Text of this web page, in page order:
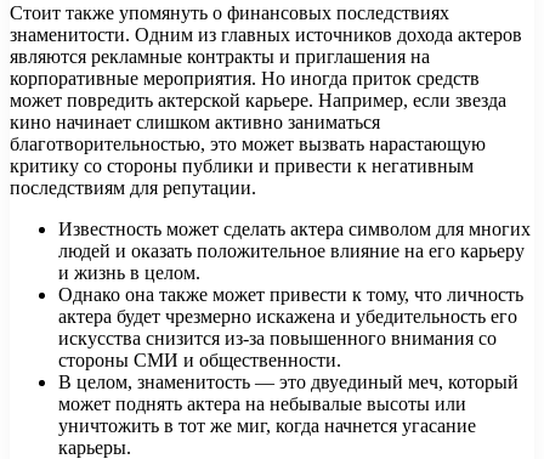
Стоит также упомянуть о финансовых последствиях
знаменитости. Одним из главных источников дохода актеров
являются рекламные контракты и приглашения на
корпоративные мероприятия. Но иногда приток средств
может повредить актерской карьере. Например, если звезда
кино начинает слишком активно заниматься
благотворительностью, это может вызвать нарастающую
критику со стороны публики и привести к негативным
последствиям для репутации.
Известность может сделать актера символом для многих
людей и оказать положительное влияние на его карьеру
и жизнь в целом.
Однако она также может привести к тому, что личность
актера будет чрезмерно искажена и убедительность его
искусства снизится из-за повышенного внимания со
стороны СМИ и общественности.
В целом, знаменитость — это двуединый меч, который
может поднять актера на небывалые высоты или
уничтожить в тот же миг, когда начнется угасание
карьеры.